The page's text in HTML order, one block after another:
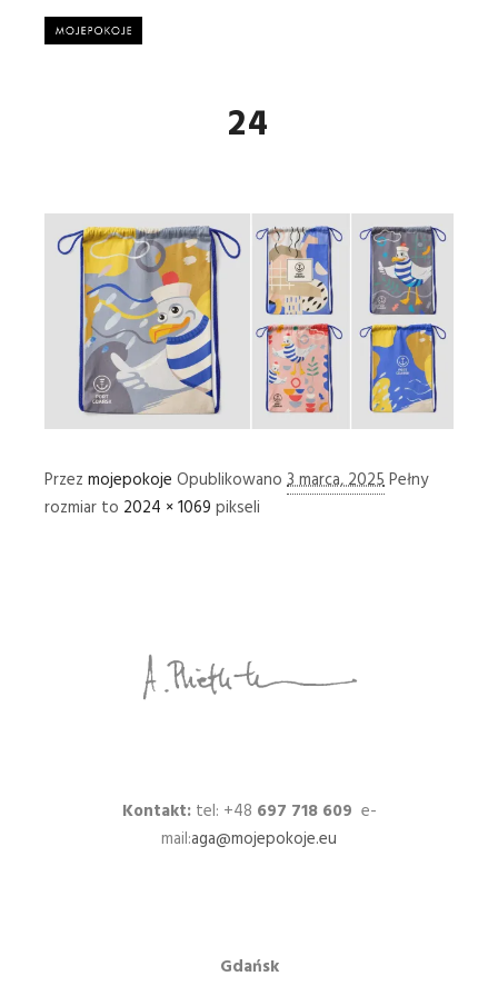
24
Przez mojepokoje Opublikowano 3 marca, 2025Pełny
rozmiar to 2024 × 1069 pikseli
Kontakt:tel: +48 697 718 609 e-
mail:aga@mojepokoje.eu
Gdańsk